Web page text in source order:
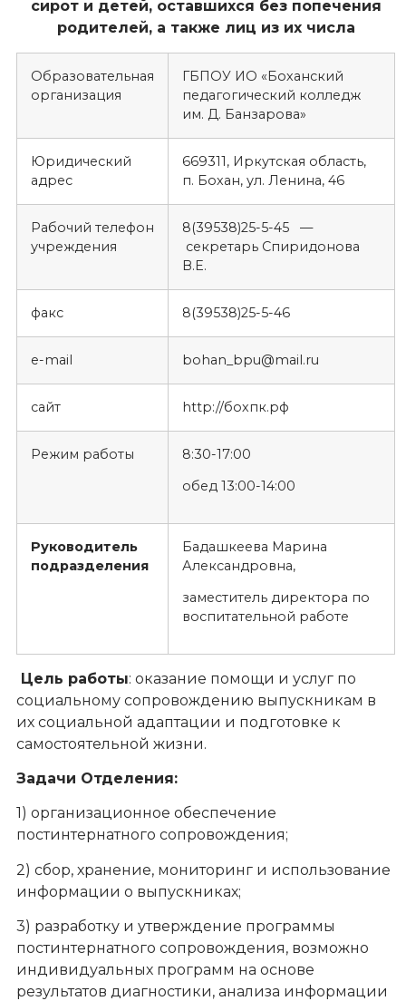
сирот и детей, оставшихся без попечения
родителей, а также лиц из их числа
Образовательная
организация
ГБПОУ ИО «Боханский
педагогический колледж
им. Д. Банзарова»
Юридический
адрес
669311, Иркутская область,
п. Бохан, ул. Ленина, 46
Рабочий телефон
учреждения
8(39538)25-5-45 —
секретарь Спиридонова
В.Е.
факс 8(39538)25-5-46
е-mail bohan_bpu@mail.ru
сайт http://бохпк.рф
Режим работы
8:30-17:00
обед 13:00-14:00
Руководитель
подразделения
Бадашкеева Марина
Александровна,
заместитель директора по
воспитательной работе
Цель работы: оказание помощи и услуг по
социальному сопровождению выпускникам в
их социальной адаптации и подготовке к
самостоятельной жизни.
Задачи Отделения:
1) организационное обеспечение
постинтернатного сопровождения;
2) сбор, хранение, мониторинг и использование
информации о выпускниках;
3) разработку и утверждение программы
постинтернатного сопровождения, возможно
индивидуальных программ на основе
результатов диагностики, анализа информации